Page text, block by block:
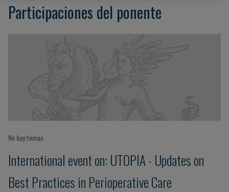
Participaciones del ponente
No hay temas
International event on: UTOPIA - Updates on
Best Practices in Perioperative Care